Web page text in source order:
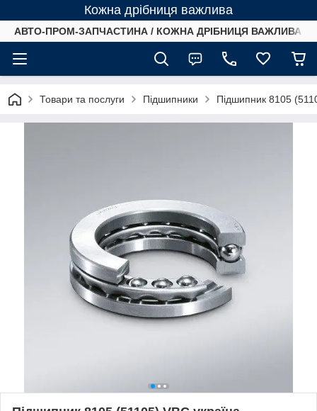
Кожна дрібниця важлива
АВТО-ПРОМ-ЗАПЧАСТИНА / КОЖНА ДРІБНИЦЯ ВАЖЛИВА /
Товари та послуги Підшипники Підшипник 8105